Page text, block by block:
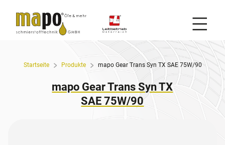
Startseite Produkte mapo Gear Trans Syn TX SAE 75W/90
mapo Gear Trans Syn TX
SAE 75W/90